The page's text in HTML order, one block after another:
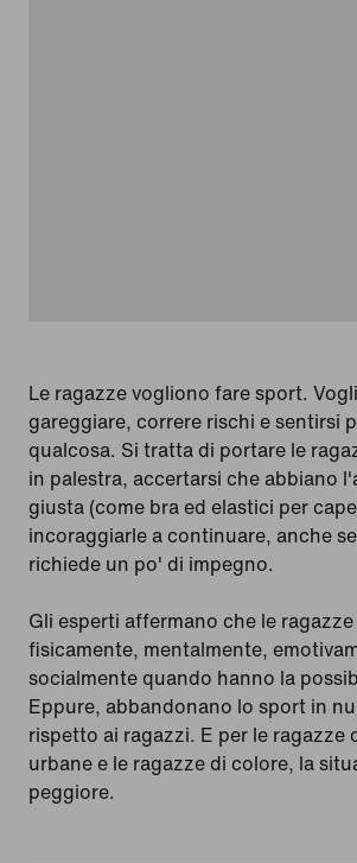
Le ragazze vogliono fare sport.
gareggiare, correre rischi e sentirsi
qualcosa. Si tratta di portare le
in palestra, accertarsi che abbiano
giusta (come bra ed elastici per
incoraggiarle a continuare, anche
richiede un po' di impegno.
Gli esperti affermano che le
fisicamente, mentalmente,
socialmente quando hanno la
Eppure, abbandonano lo sport in
rispetto ai ragazzi. E per le ragazze
urbane e le ragazze di colore, la
peggiore.